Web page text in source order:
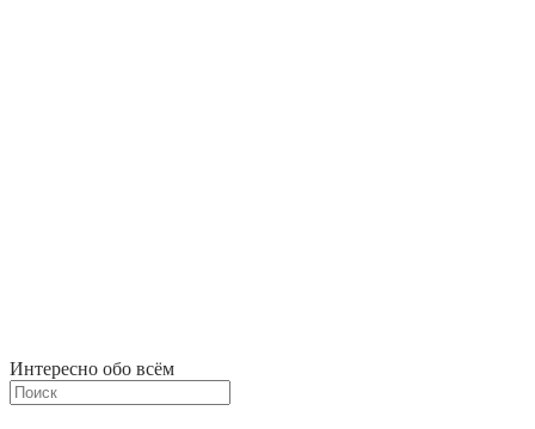
Интересно обо всём